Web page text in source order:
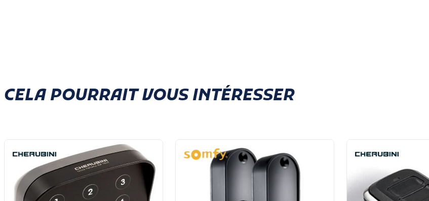
CELA POURRAIT VOUS INTÉRESSER